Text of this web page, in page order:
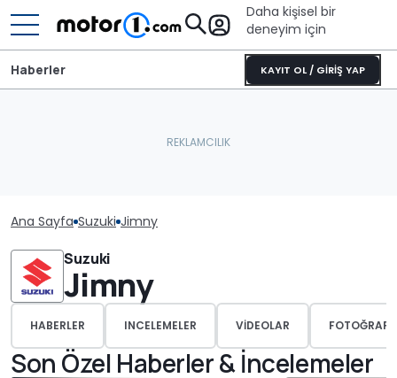
Daha kişisel bir
deneyim için
KAYIT OL / GİRİŞ YAP
Haberler
Ana Sayfa Suzuki Jimny
Suzuki
Jimny
HABERLER INCELEMELER VIDEOLAR
Son Özel Haberler & İncelemeler